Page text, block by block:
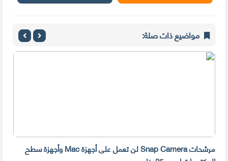
مواضيع ذات صلة:
مرشحات Snap Camera لن تعمل على أجهزة Mac وأجهزة سطح